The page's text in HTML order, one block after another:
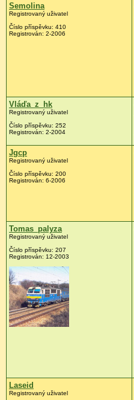
Semolina
Registrovaný uživatel
Číslo příspěvku: 410
Registrován: 2-2006
Vláďa_z_hk
Registrovaný uživatel
Číslo příspěvku: 252
Registrován: 2-2004
Jgcp
Registrovaný uživatel
Číslo příspěvku: 200
Registrován: 6-2006
Tomas_palyza
Registrovaný uživatel
Číslo příspěvku: 207
Registrován: 12-2003
Laseid
Registrovaný uživatel